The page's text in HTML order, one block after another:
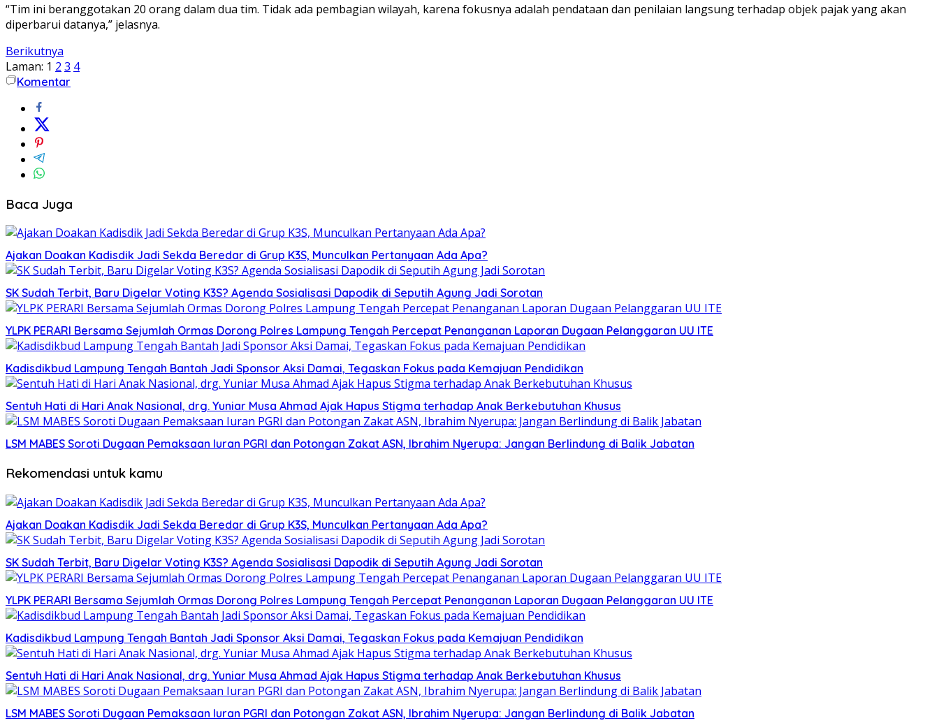
“Tim ini beranggotakan 20 orang dalam dua tim. Tidak ada pembagian wilayah, karena fokusnya adalah pendataan dan penilaian langsung terhadap objek pajak yang akan
diperbarui datanya,” jelasnya.
Berikutnya
Laman: 1 2 3 4
Komentar
Baca Juga
Ajakan Doakan Kadisdik Jadi Sekda Beredar di Grup K3S, Munculkan Pertanyaan Ada Apa?
SK Sudah Terbit, Baru Digelar Voting K3S? Agenda Sosialisasi Dapodik di Seputih Agung Jadi Sorotan
YLPK PERARI Bersama Sejumlah Ormas Dorong Polres Lampung Tengah Percepat Penanganan Laporan Dugaan Pelanggaran UU ITE
Kadisdikbud Lampung Tengah Bantah Jadi Sponsor Aksi Damai, Tegaskan Fokus pada Kemajuan Pendidikan
Sentuh Hati di Hari Anak Nasional, drg. Yuniar Musa Ahmad Ajak Hapus Stigma terhadap Anak Berkebutuhan Khusus
LSM MABES Soroti Dugaan Pemaksaan Iuran PGRI dan Potongan Zakat ASN, Ibrahim Nyerupa: Jangan Berlindung di Balik Jabatan
Rekomendasi untuk kamu
Ajakan Doakan Kadisdik Jadi Sekda Beredar di Grup K3S, Munculkan Pertanyaan Ada Apa?
SK Sudah Terbit, Baru Digelar Voting K3S? Agenda Sosialisasi Dapodik di Seputih Agung Jadi Sorotan
YLPK PERARI Bersama Sejumlah Ormas Dorong Polres Lampung Tengah Percepat Penanganan Laporan Dugaan Pelanggaran UU ITE
Kadisdikbud Lampung Tengah Bantah Jadi Sponsor Aksi Damai, Tegaskan Fokus pada Kemajuan Pendidikan
Sentuh Hati di Hari Anak Nasional, drg. Yuniar Musa Ahmad Ajak Hapus Stigma terhadap Anak Berkebutuhan Khusus
LSM MABES Soroti Dugaan Pemaksaan Iuran PGRI dan Potongan Zakat ASN, Ibrahim Nyerupa: Jangan Berlindung di Balik Jabatan